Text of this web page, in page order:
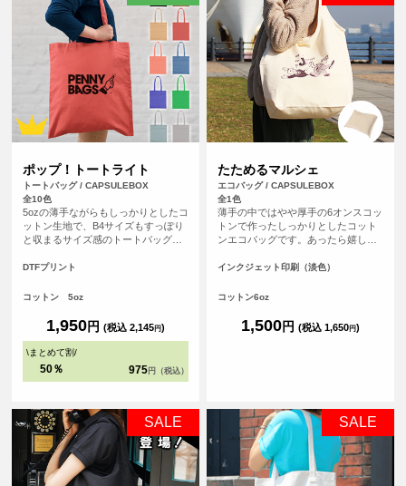
ポップ！トートライト
トートバッグ / CAPSULEBOX
全10色
5ozの薄手ながらもしっかりとしたコ
ットン生地で、B4サイズもすっぽり
と収まるサイズ感のトートバッグで
ットタイプのトートバッグなので書
も持ち歩きにも便利なトートバッ
ゆったりかけて手を塞がず、老若男
女問わずご使用いただけます。
DTFプリント
コットン 5oz
1,950円 (税込 2,145円)
\まとめて割/
50％ 975 円（税込）
たためるマルシェ
エコバッグ / CAPSULEBOX
全1色
薄手の中ではやや厚手の6オンスコッ
トンで作ったしっかりとしたコット
ンエコバッグです。あったら嬉しい
ケットに入れればコンパクトにする
り、とてもしっかりとしたエコバッ
からフルカラープリントでオリジナ
ルエコバッグを作ることができま
インクジェット印刷（淡色）
コットン6oz
1,500円 (税込 1,650円)
SALE SALE